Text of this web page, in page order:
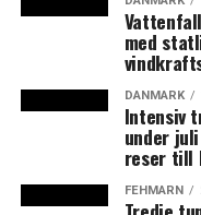
Öresundsregionens
lång rad danska och
internationalla namn
Bland de största
de tidigare nämnda
New Order, PJ Harvey,
Wiz Kalifa. (News
med
DANMARK
Intensiv
under
reser till
FEHMARN